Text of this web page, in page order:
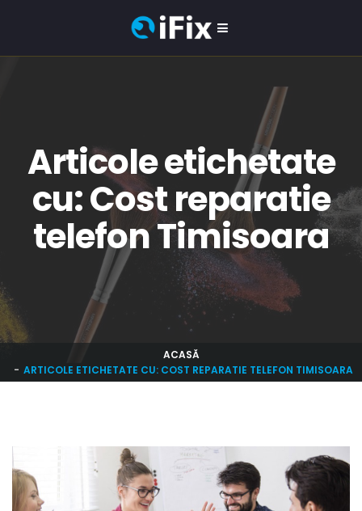
Articole etichetate
cu: Cost reparatie
telefon Timisoara
ACASĂ
ARTICOLE ETICHETATE CU: COST REPARATIE TELEFON TIMISOARA